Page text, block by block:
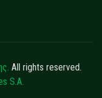
All rights reserved.
S.A.